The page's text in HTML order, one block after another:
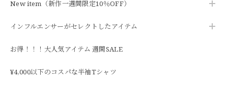
New item（新作一週間限定10％OFF）
インフルエンサーがセレクトしたアイテム
お得！！！大人気アイテム 週間SALE
¥4,000以下のコスパな半袖Tシャツ